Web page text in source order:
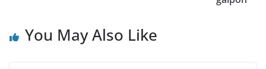
You May Also Like